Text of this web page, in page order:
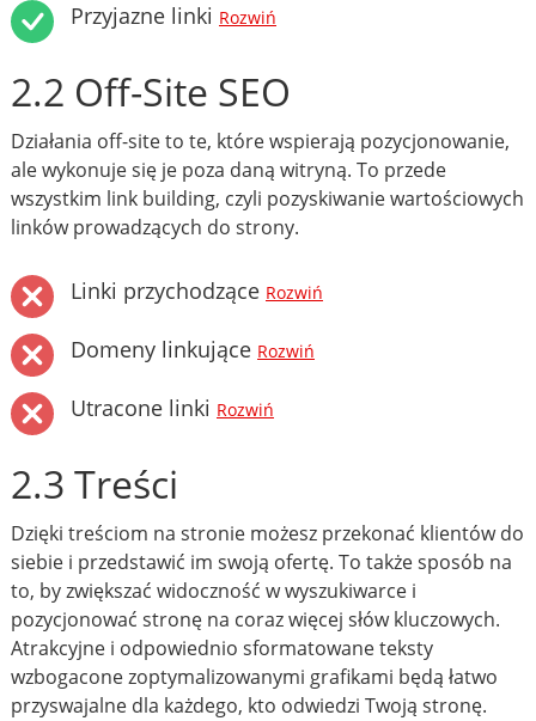
Przyjazne linki Rozwiń
2.2 Off-Site SEO
Działania off-site to te, które wspierają pozycjonowanie,
ale wykonuje się je poza daną witryną. To przede
wszystkim link building, czyli pozyskiwanie wartościowych
linków prowadzących do strony.
Linki przychodzące Rozwiń
Domeny linkujące Rozwiń
Utracone linki Rozwiń
2.3 Treści
Dzięki treściom na stronie możesz przekonać klientów do
siebie i przedstawić im swoją ofertę. To także sposób na
to, by zwiększać widoczność w wyszukiwarce i
pozycjonować stronę na coraz więcej słów kluczowych.
Atrakcyjne i odpowiednio sformatowane teksty
wzbogacone zoptymalizowanymi grafikami będą łatwo
przyswajalne dla każdego, kto odwiedzi Twoją stronę.